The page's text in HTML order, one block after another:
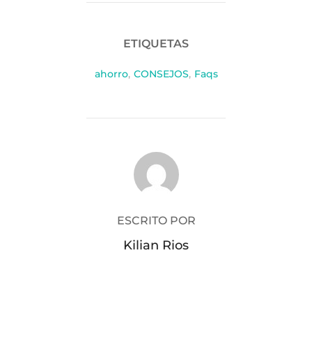
ETIQUETAS
ahorro, CONSEJOS, Faqs
AUTOR DE LA PUBLICACIÓN
ESCRITO POR
Kilian Rios